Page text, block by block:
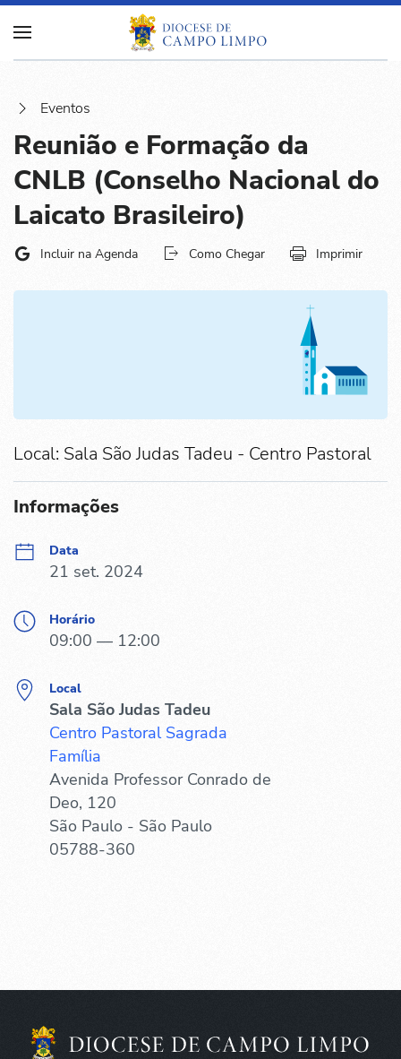
Eventos
Reunião e Formação da
CNLB (Conselho Nacional do
Laicato Brasileiro)
Incluir na Agenda Como Chegar Imprimir
Local: Sala São Judas Tadeu - Centro Pastoral
Informações
Data
21 set. 2024
Horário
09:00 — 12:00
Local
Sala São Judas Tadeu
Centro Pastoral Sagrada
Família
Avenida Professor Conrado de
Deo, 120
São Paulo - São Paulo
05788-360